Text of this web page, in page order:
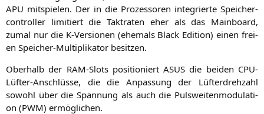
APU mit­spie­len. Der in die Pro­zes­so­ren inte­grier­te Spei­cher­
con­trol­ler limi­tiert die Takt­ra­ten eher als das Main­board,
zumal nur die K‑Versionen (ehe­mals Black Edi­ti­on) einen frei­
en Spei­cher-Mul­ti­pli­ka­tor besitzen.
Ober­halb der RAM-Slots posi­tio­niertASUS die bei­den CPU-
Lüf­ter-Anschlüs­se, die die Anpas­sung der Lüf­ter­dreh­zahl
sowohl über die Span­nung als auch die Puls­wei­ten­mo­du­la­ti­
on (PWM) ermöglichen.